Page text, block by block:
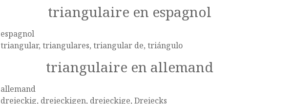
triangulaire en espagnol
espagnol
triangular, triangulares, triangular de, triángulo
triangulaire en allemand
allemand
dreieckig, dreieckigen, dreieckige, Dreiecks